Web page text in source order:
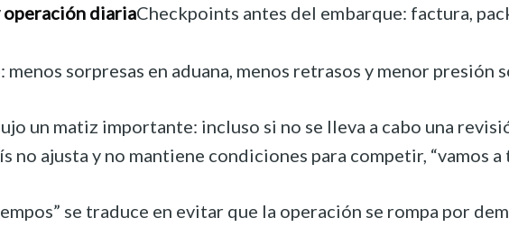
diariaCheckpoints antes del embarque: factura,
menos sorpresas en aduana, menos retrasos y menor
un matiz importante: incluso si no se lleva a cabo una
no ajusta y no mantiene condiciones para competir, “vamos
se traduce en evitar que la operación se rompa por